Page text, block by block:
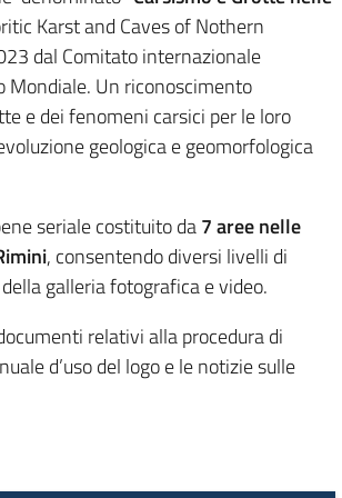
Karst and Caves of Nothern
dal Comitato internazionale
Mondiale. Un riconoscimento
e dei fenomeni carsici per le loro
geologica e geomorfologica
seriale costituito da7 aree nelle
, consentendo diversi livelli di
galleria fotografica e video.
relativi alla procedura di
d’uso del logo e le notizie sulle